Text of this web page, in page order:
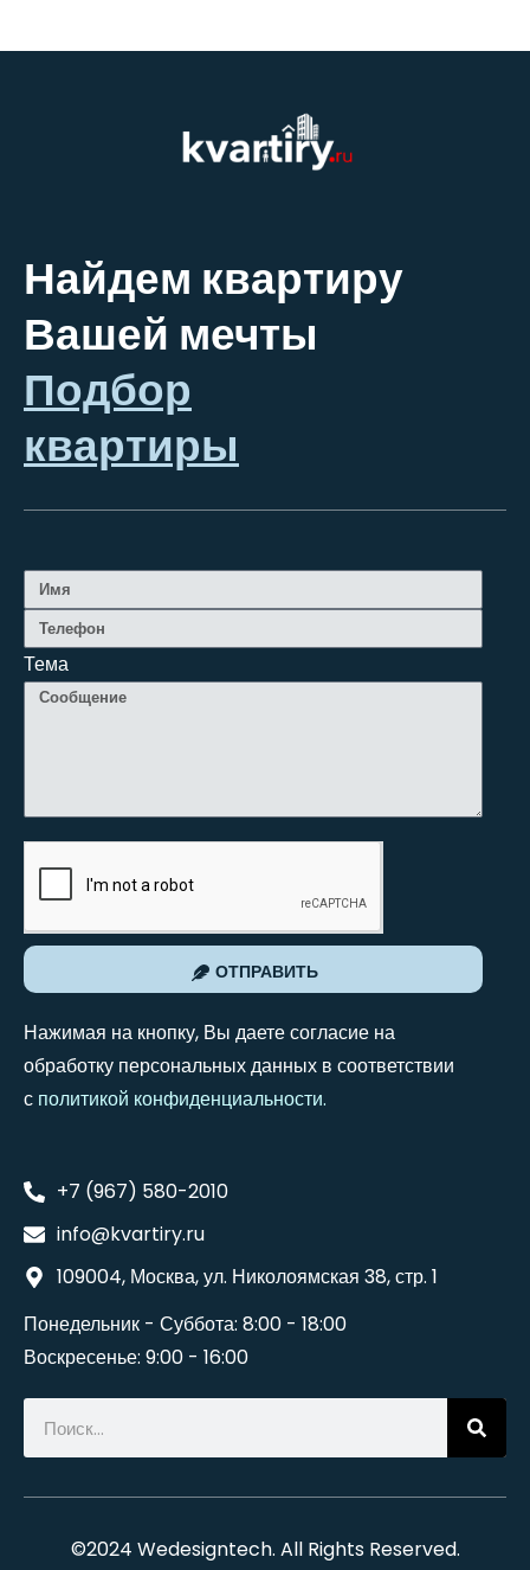
Найдем квартиру
Вашей мечты
Подбор
квартиры
Тема
ОТПРАВИТЬ
Нажимая на кнопку, Вы даете согласие на
обработку персональных данных в соответствии
с политикой конфиденциальности.
+7 (967) 580-2010
info@kvartiry.ru
109004, Москва, ул. Николоямская 38, стр. 1
Понедельник - Суббота: 8:00 - 18:00
Воскресенье: 9:00 - 16:00
©2024 Wedesigntech. All Rights Reserved.